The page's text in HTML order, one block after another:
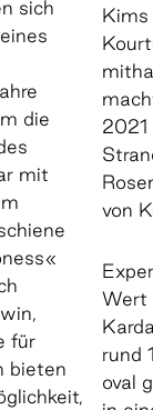
sich
die
mit
für
bieten
2021
von
Wert
rund
oval